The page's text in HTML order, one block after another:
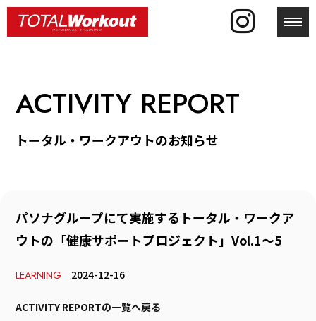
ACTIVITY REPORT
トータル・ワークアウトのお知らせ
パソナグループにて実施するトータル・ワークア
ウトの「健康サポートプロジェクト」Vol.1～5
LEARNING 2024-12-16
ACTIVITY REPORTの一覧へ戻る